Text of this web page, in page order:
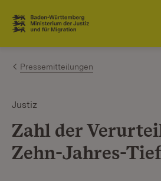
Zum Inhalt springen
Link zur Startseite
Pressemitteilungen
Justiz
Zahl der
Zehn-Jahres-Tief